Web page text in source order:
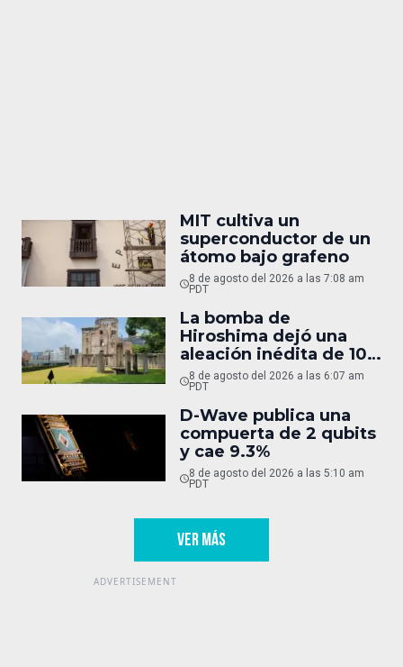
MIT cultiva un
superconductor de un
átomo bajo grafeno
8 de agosto del 2026 a las 7:08 am
PDT
La bomba de
Hiroshima dejó una
aleación inédita de 10
micras
8 de agosto del 2026 a las 6:07 am
PDT
D-Wave publica una
compuerta de 2 qubits
y cae 9.3%
8 de agosto del 2026 a las 5:10 am
PDT
VER MÁS